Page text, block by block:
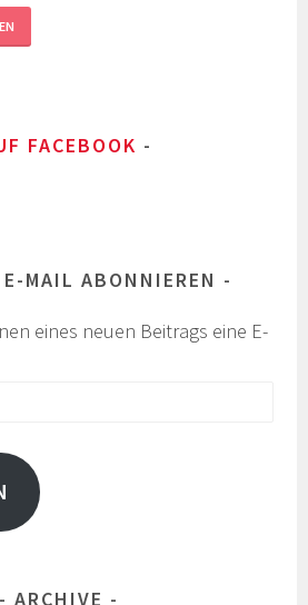
FACEBOOK
MAIL ABONNIEREN
eines neuen Beitrags eine E-
ARCHIVE